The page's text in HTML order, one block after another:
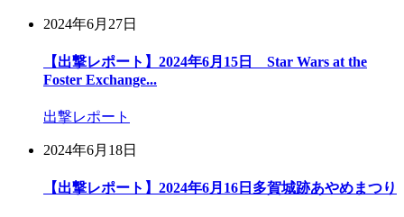
2024年6月27日
【出撃レポート】2024年6月15日 Star Wars at the
Foster Exchange...
出撃レポート
2024年6月18日
【出撃レポート】2024年6月16日多賀城跡あやめまつり